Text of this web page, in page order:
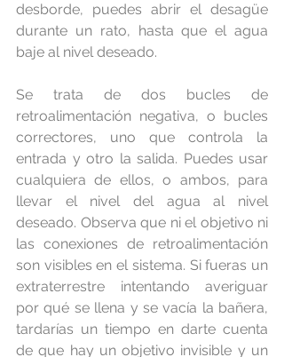
desborde, puedes abrir el desagüe
durante un rato, hasta que el agua
baje al nivel deseado.
Se trata de dos bucles de
retroalimentación negativa, o bucles
correctores, uno que controla la
entrada y otro la salida. Puedes usar
cualquiera de ellos, o ambos, para
llevar el nivel del agua al nivel
deseado. Observa que ni el objetivo ni
las conexiones de retroalimentación
son visibles en el sistema. Si fueras un
extraterrestre intentando averiguar
por qué se llena y se vacía la bañera,
tardarías un tiempo en darte cuenta
de que hay un objetivo invisible y un